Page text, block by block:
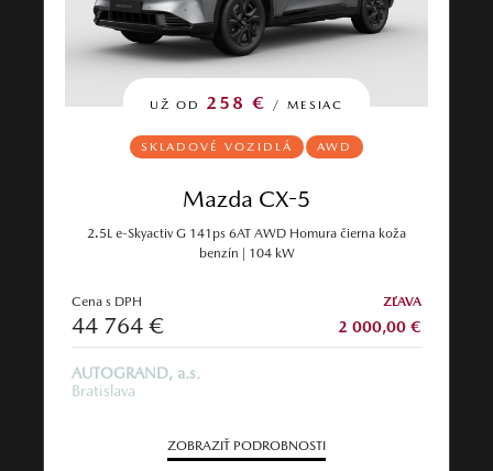
UŽ OD 258 € / MESIAC
SKLADOVÉ VOZIDLÁ AWD
Mazda CX-5
2.5L e-Skyactiv G 141ps 6AT AWD Homura čierna koža
benzín | 104 kW
Cena s DPH
44 764 €
ZĽAVA
2 000,00 €
AUTOGRAND, a.s.
Bratislava
ZOBRAZIŤ PODROBNOSTI